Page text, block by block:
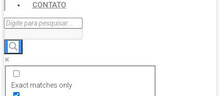
CONTATO
Exact matches only